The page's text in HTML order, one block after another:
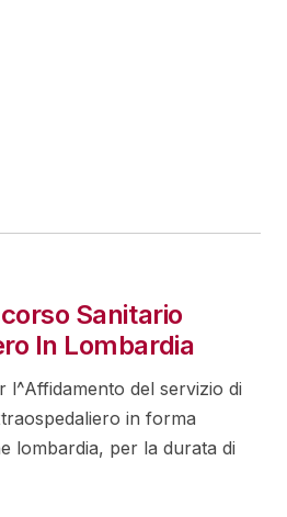
Sanitario
In Lombardia
l^Affidamento del servizio di
in forma
lombardia, per la durata di